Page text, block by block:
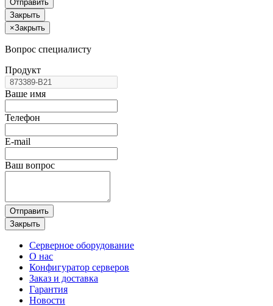
Отправить
Закрыть
×Закрыть
Вопрос специалисту
Продукт
Ваше имя
Телефон
E-mail
Ваш вопрос
Отправить
Закрыть
Серверное оборудование
О нас
Конфигуратор серверов
Заказ и доставка
Гарантия
Новости